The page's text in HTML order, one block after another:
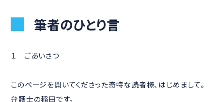
筆者のひとり言
１ ごあいさつ
このページを開いてくださった奇特な読者様、はじめまして。
弁護士の稲田です。